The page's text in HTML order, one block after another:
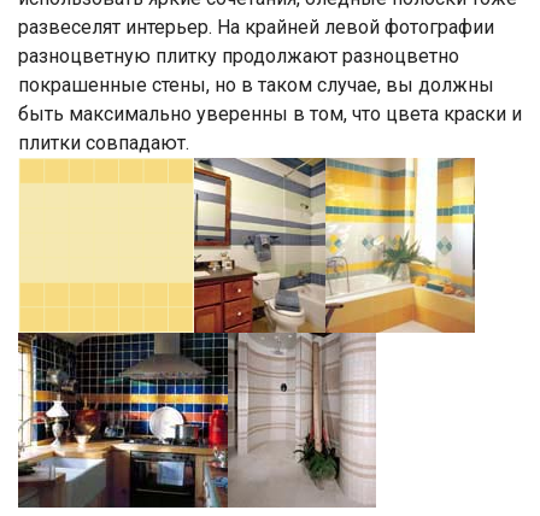
развеселят интерьер. На крайней левой фотографии
разноцветную плитку продолжают разноцветно
покрашенные стены, но в таком случае, вы должны
быть максимально уверенны в том, что цвета краски и
плитки совпадают.